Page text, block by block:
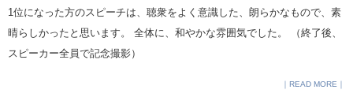
切り替えを（句読点の数え方が違うことも。慌てて時間切れにならない
ようにどこからやるか時間配分のシミュレーションなどもしておく。満
点は取らなくていい、合格点をとればいいので） □ 併願パターンに合わ
1位になった方のスピーチは、聴衆をよく意識した、朗らかなもので、素
晴らしかったと思います。 全体に、和やかな雰囲気でした。 （終了後、
スピーカー全員で記念撮影）
READ MORE